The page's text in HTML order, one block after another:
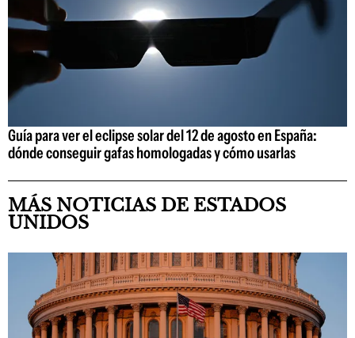
Guía para ver el eclipse solar del 12 de agosto en España:
dónde conseguir gafas homologadas y cómo usarlas
MÁS NOTICIAS DE ESTADOS
UNIDOS